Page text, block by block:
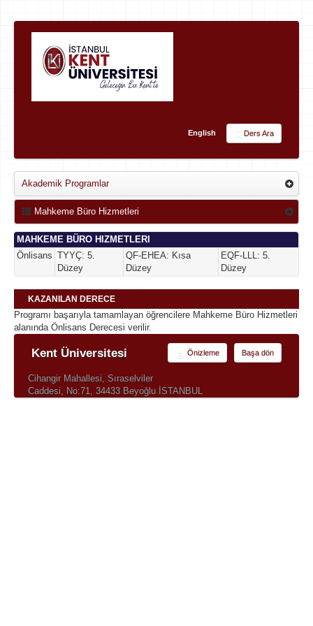
English Ders Ara
Akademik Programlar
Mahkeme Büro Hizmetleri
MAHKEME BÜRO HIZMETLERI
Önlisans TYYÇ: 5.
Düzey
QF-EHEA: Kısa
Düzey
EQF-LLL: 5.
Düzey
KAZANILAN DERECE
Programı başarıyla tamamlayan öğrencilere Mahkeme Büro Hizmetleri
alanında Önlisans Derecesi verilir.
Kent Üniversitesi Başa dön
Önizleme
Cihangir Mahallesi, Sıraselviler
Caddesi, No:71, 34433 Beyoğlu İSTANBUL